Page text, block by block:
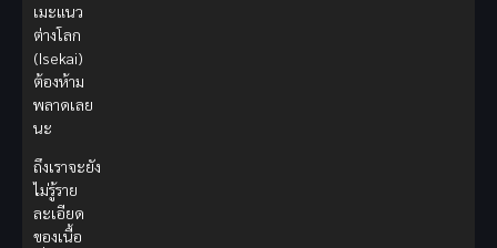
เมะแนว
ต่างโลก
(Isekai)
ต้องห้าม
พลาดเลย
นะ
ถึงเราจะยัง
ไม่รู้ราย
ละเอียด
ของเนื้อ